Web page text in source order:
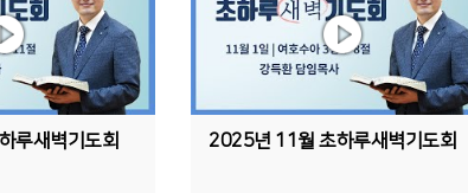
루새벽기도회 2025년 11월 초하루새벽기도회